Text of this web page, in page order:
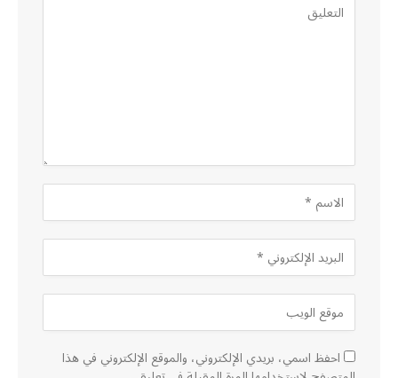
احفظ اسمي، بريدي الإلكتروني، والموقع الإلكتروني في هذا